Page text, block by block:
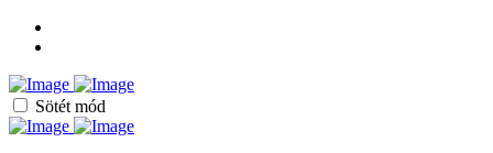
Sötét mód